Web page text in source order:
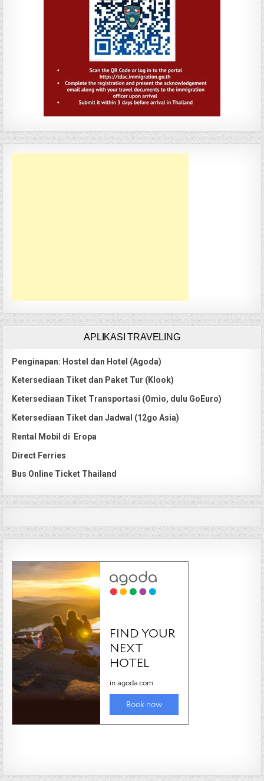
APLIKASI TRAVELING
Penginapan: Hostel dan Hotel (Agoda)
Ketersediaan Tiket dan Paket Tur (Klook)
Ketersediaan Tiket Transportasi (Omio, dulu GoEuro)
Ketersediaan Tiket dan Jadwal (12go Asia)
Rental Mobil di Eropa
Direct Ferries
Bus Online Ticket Thailand